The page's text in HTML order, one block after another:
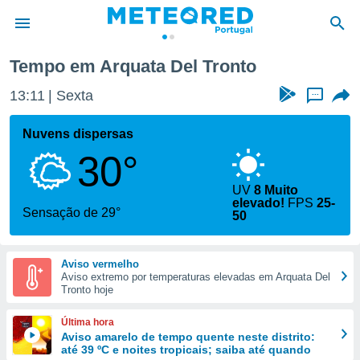
da
foi
fornecidas
a este
das
e
forma
digital
Tempo em Arquata Del Tronto
13:11 Sexta ...
Nuvens dispersas
30°
Sensação de 29°
UV8 Muito
elevado! FPS25-
50
Aviso vermelho
Aviso extremo por temperaturas elevadas em Arquata Del
Tronto hoje
Última hora
Aviso amarelo de tempo quente neste distrito:
até 39 ºC e noites tropicais; saiba até quando